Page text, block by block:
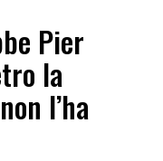
Pier
la
l’ha